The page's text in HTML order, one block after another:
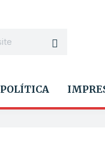
POLÍTICA